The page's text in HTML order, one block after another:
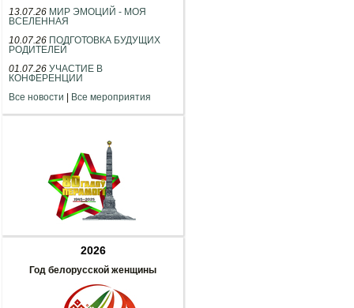
13.07.26 МИР ЭМОЦИЙ - МОЯ
ВСЕЛЕННАЯ
10.07.26 ПОДГОТОВКА БУДУЩИХ
РОДИТЕЛЕЙ
01.07.26 УЧАСТИЕ В
КОНФЕРЕНЦИИ
Все новости
Все мероприятия
2026
Год белорусской женщины